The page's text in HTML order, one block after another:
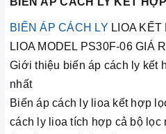
BIẾN ÁP CÁCH LY LIOA
LIOA MODEL PS30F-06 GIÁ
Giới thiệu biến áp cách ly kết
nhất
Biến áp cách ly lioa kết hợp
cách ly lioa tích hợp cả bộ lọc